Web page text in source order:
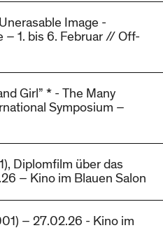
Image -
1. bis 6. Februar // Off-
Girl” * - The Many
Symposium –
Diplomfilm über das
– Kino im Blauen Salon
– 27.02.26 - Kino im